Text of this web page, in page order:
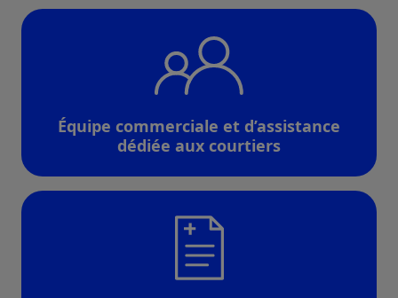
Équipe commerciale et d’assistance
dédiée aux courtiers